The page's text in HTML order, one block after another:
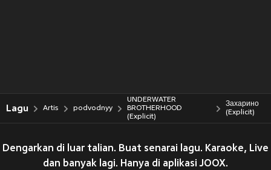
Lagu Artis podvodnyy
UNDERWATER
BROTHERHOOD
(Explicit)
Захарино
(Explicit)
Dengarkan di luar talian. Buat senarai lagu. Karaoke, Live
dan banyak lagi. Hanya di aplikasi JOOX.